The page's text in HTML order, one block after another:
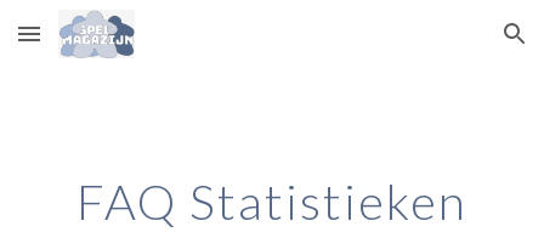
Skip to main content Skip to navigation
FAQ Statistieken